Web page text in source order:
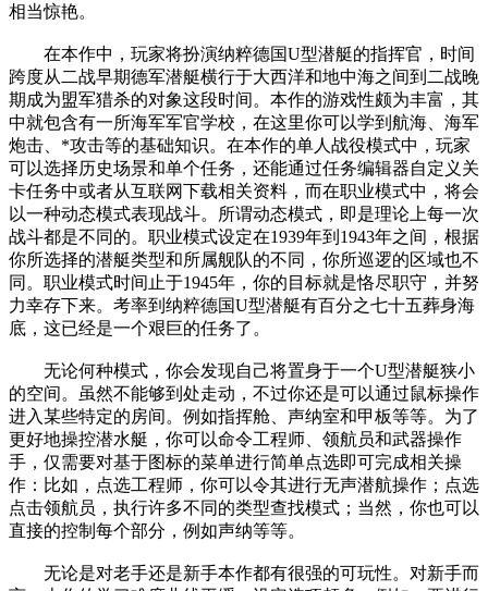
相当惊艳。
在本作中，玩家将扮演纳粹德国U型潜艇的指挥官，时间
跨度从二战早期德军潜艇横行于大西洋和地中海之间到二战晚
期成为盟军猎杀的对象这段时间。本作的游戏性颇为丰富，其
中就包含有一所海军军官学校，在这里你可以学到航海、海军
炮击、*攻击等的基础知识。在本作的单人战役模式中，玩家
可以选择历史场景和单个任务，还能通过任务编辑器自定义关
卡任务中或者从互联网下载相关资料，而在职业模式中，将会
以一种动态模式表现战斗。所谓动态模式，即是理论上每一次
战斗都是不同的。职业模式设定在1939年到1943年之间，根据
你所选择的潜艇类型和所属舰队的不同，你所巡逻的区域也不
同。职业模式时间止于1945年，你的目标就是恪尽职守，并努
力幸存下来。考率到纳粹德国U型潜艇有百分之七十五葬身海
底，这已经是一个艰巨的任务了。
无论何种模式，你会发现自己将置身于一个U型潜艇狭小
的空间。虽然不能够到处走动，不过你还是可以通过鼠标操作
进入某些特定的房间。例如指挥舱、声纳室和甲板等等。为了
更好地操控潜水艇，你可以命令工程师、领航员和武器操作
手，仅需要对基于图标的菜单进行简单点选即可完成相关操
作：比如，点选工程师，你可以令其进行无声潜航操作；点选
点击领航员，执行许多不同的类型查找模式；当然，你也可以
直接的控制每个部分，例如声纳等等。
无论是对老手还是新手本作都有很强的可玩性。对新手而